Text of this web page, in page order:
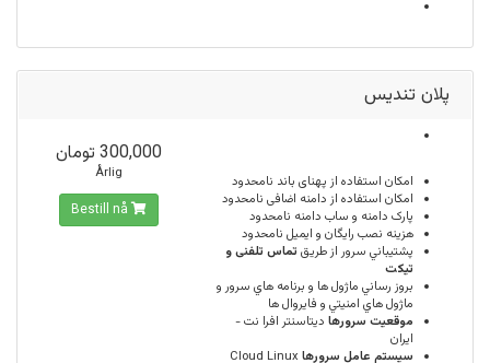
پلان تندیس
امكان استفاده از پهنای باند نامحدود
امکان استفاده از دامنه اضافی نامحدود
پارک دامنه و ساب دامنه نامحدود
هزینه نصب رایگان و ایمیل نامحدود
پشتيباني سرور از طريق تماس تلفنی و
تیکت
بروز رساني ماژول ها و برنامه هاي سرور و
ماژول هاي امنيتي و فايروال ها
موقعيت سرورها ديتاسنتر افرا نت -
ایران
سيستم عامل سرورها Cloud Linux
300,000 تومان
Årlig